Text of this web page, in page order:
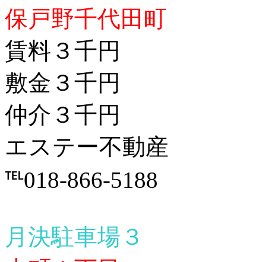
保戸野千代田町
賃料３千円
敷金３千円
仲介３千円
エステー不動産
℡018-866-5188
月決駐車場３